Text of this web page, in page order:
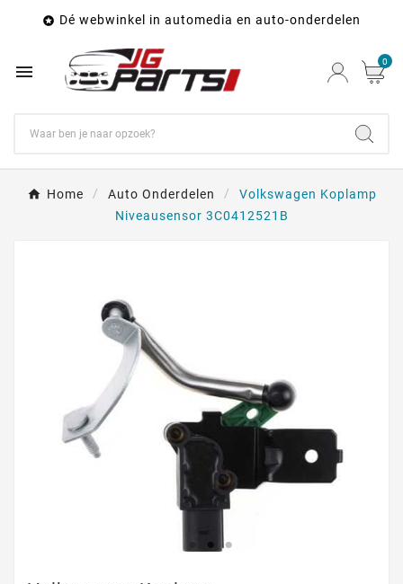
 Dé webwinkel in automedia en auto-onderdelen
 0
Home Auto Onderdelen
Volkswagen Koplamp
Niveausensor 3C0412521B